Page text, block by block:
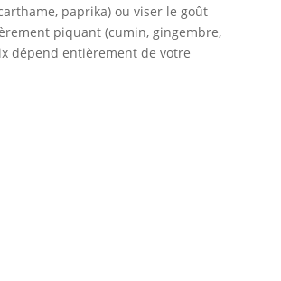
paprika) ou viser le goût
piquant (cumin, gingembre,
dépend entièrement de votre